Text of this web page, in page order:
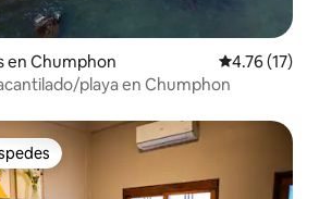
en Chumphon Calificación
4.76 (17)
playa en Chumphon